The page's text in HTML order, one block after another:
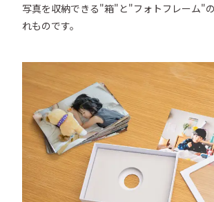
写真を収納できる"箱"と"フォトフレーム"
れものです。